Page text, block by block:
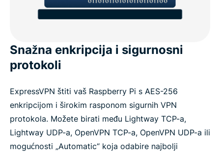
Snažna enkripcija i sigurnosni
protokoli
ExpressVPN štiti vaš Raspberry Pi s AES-256
enkripcijom i širokim rasponom sigurnih VPN
protokola. Možete birati među Lightway TCP-a,
Lightway UDP-a, OpenVPN TCP-a, OpenVPN UDP-a ili
mogućnosti „Automatic“ koja odabire najbolji